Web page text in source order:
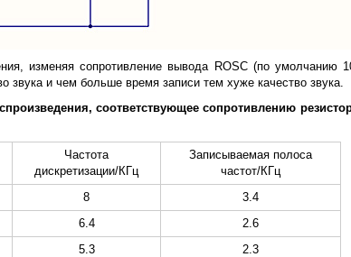
изменяя сопротивление вывода ROSC (по умолчанию
звука и чем больше время записи тем хуже качество звука.
соответствующее сопротивлению
Частота
дискретизации/КГц
Записываемая полоса
частот/КГц
8
3.4
6.4
2.6
5.3
2.3